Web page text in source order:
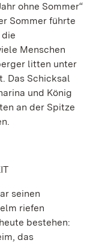
ohne Sommer“
Sommer führte
Menschen
litten unter
Das Schicksal
und König
an der Spitze
seinen
riefen
bestehen:
das